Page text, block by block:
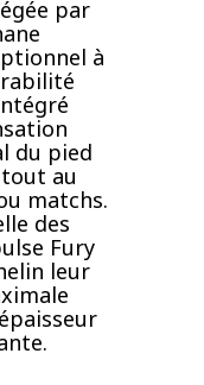
par
à
du pied
au
matchs.
des
Fury
leur